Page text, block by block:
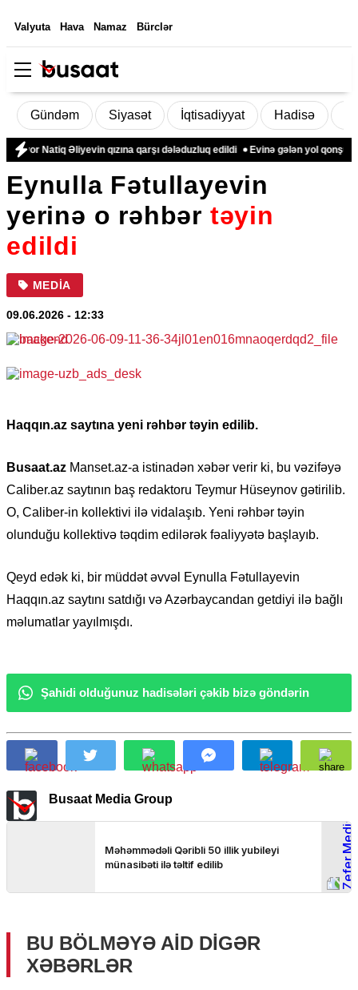
Valyuta Hava Namaz Bürclər
Gündəm Siyasət İqtisadiyyat Hadisə
Natiq Əliyevin qızına qarşı dələduzluq edildi Evinə gələn yol qonşusu
Eynulla Fətullayevin
yerinə o rəhbər təyin
edildi
MEDIA
09.06.2026 - 12:33
Haqqın.az saytına yeni rəhbər təyin edilib.
Busaat.az Manset.az-a istinadən xəbər verir ki, bu vəzifəyə
Caliber.az saytının baş redaktoru Teymur Hüseynov gətirilib.
O, Caliber-in kollektivi ilə vidalaşıb. Yeni rəhbər təyin
olunduğu kollektivə təqdim edilərək fəaliyyətə başlayıb.
Qeyd edək ki, bir müddət əvvəl Eynulla Fətullayevin
Haqqın.az saytını satdığı və Azərbaycandan getdiyi ilə bağlı
məlumatlar yayılmışdı.
Şahidi olduğunuz hadisələri çəkib bizə göndərin
Busaat Media Group
BU BÖLMƏYƏ AID DIGƏR
XƏBƏRLƏR